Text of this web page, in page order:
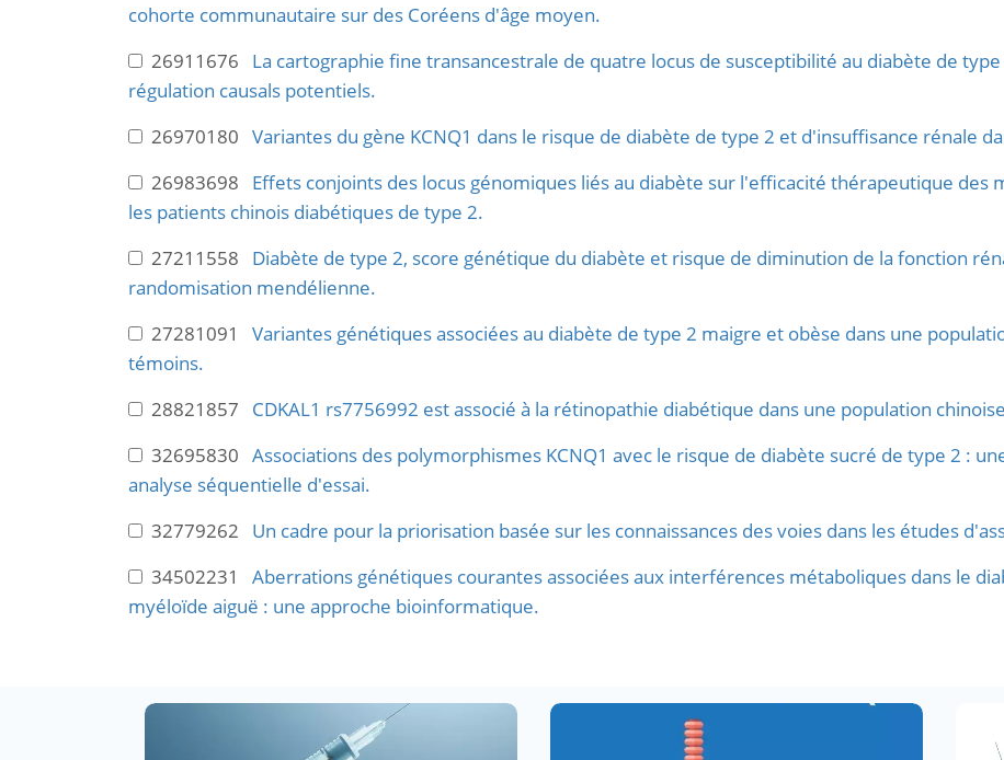
cohorte communautaire sur des Coréens d'âge moyen.
26911676 La cartographie fine transancestrale de quatre locus de susceptibilité au diabète de
régulation causals potentiels.
26970180 Variantes du gène KCNQ1 dans le risque de diabète de type 2 et d'insuffisance rénale
26983698 Effets conjoints des locus génomiques liés au diabète sur l'efficacité thérapeutique des
les patients chinois diabétiques de type 2.
27211558 Diabète de type 2, score génétique du diabète et risque de diminution de la fonction
randomisation mendélienne.
27281091 Variantes génétiques associées au diabète de type 2 maigre et obèse dans une
témoins.
28821857 CDKAL1 rs7756992 est associé à la rétinopathie diabétique dans une population
32695830 Associations des polymorphismes KCNQ1 avec le risque de diabète sucré de type 2 :
analyse séquentielle d'essai.
32779262 Un cadre pour la priorisation basée sur les connaissances des voies dans les études
34502231 Aberrations génétiques courantes associées aux interférences métaboliques dans le
myéloïde aiguë : une approche bioinformatique.